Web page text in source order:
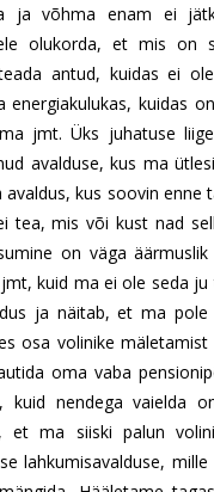
ja võhma enam ei
olukorda, et mis on
antud, kuidas ei
kuidas
jmt. Üks juhatuse
avalduse, kus ma
kus soovin
mis või kust nad
on väga
kuid ma ei ole seda ju
ja näitab, et ma
osa volinike
oma vaba
kuid nendega vaielda
et ma siiski palun
lahkumisavalduse,